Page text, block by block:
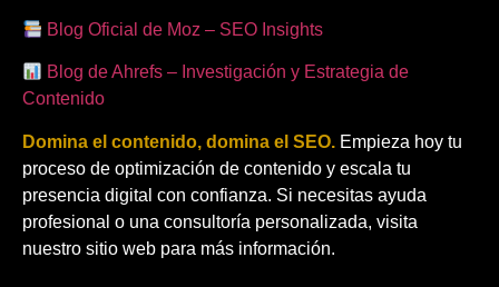
Blog Oficial de Moz – SEO Insights
Blog de Ahrefs – Investigación y Estrategia de
Contenido
Domina el contenido, domina el SEO. Empieza hoy tu
proceso de optimización de contenido y escala tu
presencia digital con confianza. Si necesitas ayuda
profesional o una consultoría personalizada, visita
nuestro sitio web para más información.